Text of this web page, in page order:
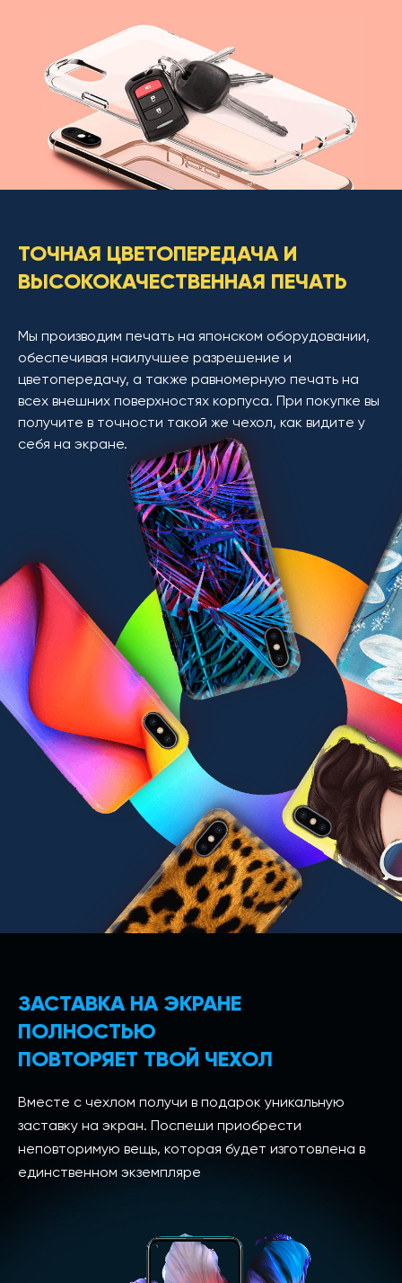
ТОЧНАЯ ЦВЕТОПЕРЕДАЧА И
ВЫСОКОКАЧЕСТВЕННАЯ ПЕЧАТЬ
Мы производим печать на японском оборудовании,
обеспечивая наилучшее разрешение и
цветопередачу, а также равномерную печать на
всех внешних поверхностях корпуса. При покупке вы
получите в точности такой же чехол, как видите у
себя на экране.
ЗАСТАВКА НА ЭКРАНЕ
ПОЛНОСТЬЮ
ПОВТОРЯЕТ ТВОЙ ЧЕХОЛ
Вместе с чехлом получи в подарок уникальную
заставку на экран. Поспеши приобрести
неповторимую вещь, которая будет изготовлена в
единственном экземпляре